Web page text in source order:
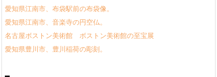
愛知県江南市、布袋駅前の布袋像。
愛知県江南市、音楽寺の円空仏。
名古屋ボストン美術館 ボストン美術館の至宝展
愛知県豊川市、豊川稲荷の彫刻。